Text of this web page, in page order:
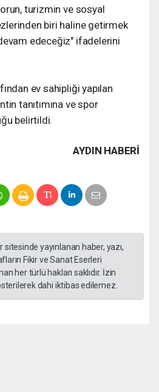
turizmin ve sosyal
biri haline getirmek
edeceğiz" ifadelerini
ev sahipliği yapılan
tanıtımına ve spor
belirtildi.
AYDIN HABERİ
yayınlanan haber, yazı,
Fikir ve Sanat Eserleri
her türlü hakları saklıdır. İzin
dahi iktibas edilemez.